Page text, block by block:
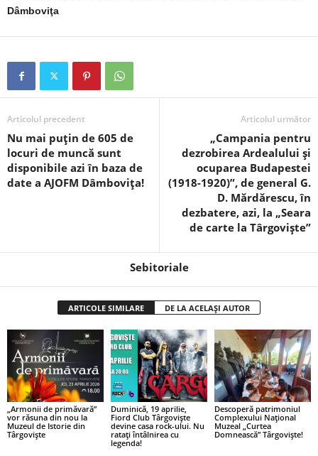
Dâmboviţa
Articolul precedent
Nu mai puțin de 605 de
locuri de muncă sunt
disponibile azi în baza de
date a AJOFM Dâmbovița!
Articolul următor
„Campania pentru
dezrobirea Ardealului şi
ocuparea Budapestei
(1918-1920)”, de general G.
D. Mărdărescu, în
dezbatere, azi, la „Seara
de carte la Târgovişte”
Sebitoriale
ARTICOLE SIMILARE DE LA ACELAȘI AUTOR
„Armonii de primăvară”
vor răsuna din nou la
Muzeul de Istorie din
Târgoviște
Duminică, 19 aprilie,
Fiord Club Târgoviște
devine casa rock-ului. Nu
ratați întâlnirea cu
legenda!
Descoperă patrimoniul
Complexului Național
Muzeal „Curtea
Domnească” Târgoviște!